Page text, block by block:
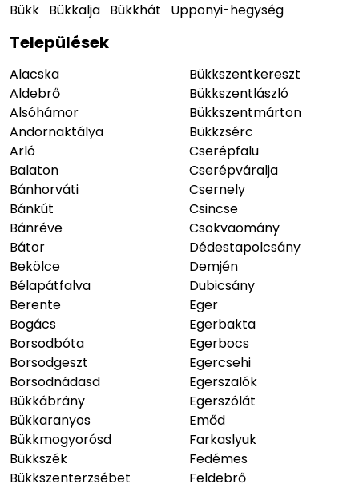
Bükk Bükkalja Bükkhát Upponyi-hegység
Települések
Alacska
Aldebrő
Alsóhámor
Andornaktálya
Arló
Balaton
Bánhorváti
Bánkút
Bánréve
Bátor
Bekölce
Bélapátfalva
Berente
Bogács
Borsodbóta
Borsodgeszt
Borsodnádasd
Bükkábrány
Bükkaranyos
Bükkmogyorósd
Bükkszék
Bükkszenterzsébet
Bükkszentkereszt
Bükkszentlászló
Bükkszentmárton
Bükkzsérc
Cserépfalu
Cserépváralja
Csernely
Csincse
Csokvaomány
Dédestapolcsány
Demjén
Dubicsány
Eger
Egerbakta
Egerbocs
Egercsehi
Egerszalók
Egerszólát
Emőd
Farkaslyuk
Fedémes
Feldebrő